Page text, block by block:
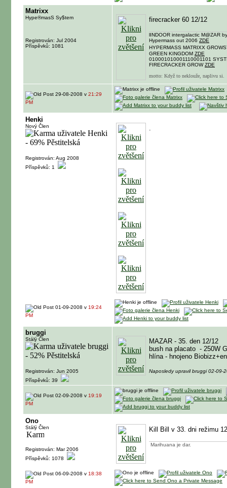
Matrixx
Hype®masS Sy$tem
Registrován: Jul 2004
Příspěvků: 1081
firecracker 60 12/12
lINDOOR intergalactic M@ZAR
Hypermass out 2006 ZDE
HYPERMASS MATRIXX
GREEN KINGDOM ZDE
010001010001110001101
FIRECRACKER GROW ZDE
motto: Když to neklouže, naplivu si.
29-08-2008 v 21:29
PM
Henki
Nový Člen
Registrován: Aug 2008
Příspěvků: 1
.
01-09-2008 v 19:24
PM
bruggi
Stálý Člen
Registrován: Jun 2005
Příspěvků: 39
MAZAR - 35. den 12/12
bush na placato - 250W
hlína - hnojeno
Naposledy upravil bruggi 02-09-
02-09-2008 v 19:19
PM
Ono
Stálý Člen
Registrován: Mar 2006
Příspěvků: 1078
Kill Bill v 33. dni režimu
Marihuana je dar.
06-09-2008 v 18:38
PM